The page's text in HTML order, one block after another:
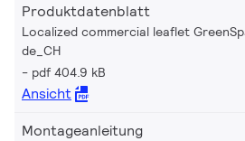
Produktdatenblatt
Localized commercial leaflet
de_CH
pdf 404.9 kB
Ansicht
Montageanleitung